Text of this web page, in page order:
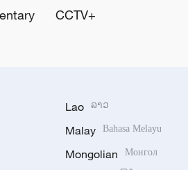
CCTV+
Lao ລາວ
Malay Bahasa Melayu
Mongolian Монгол